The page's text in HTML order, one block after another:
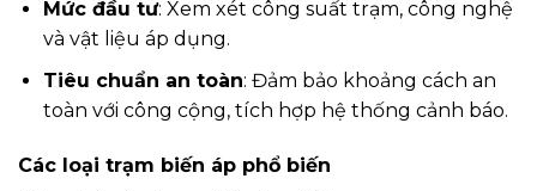
Mức đầu tư: Xem xét công suất trạm, công nghệ
và vật liệu áp dụng.
Tiêu chuẩn an toàn: Đảm bảo khoảng cách an
toàn với công cộng, tích hợp hệ thống cảnh báo.
Các loại trạm biến áp phổ biến